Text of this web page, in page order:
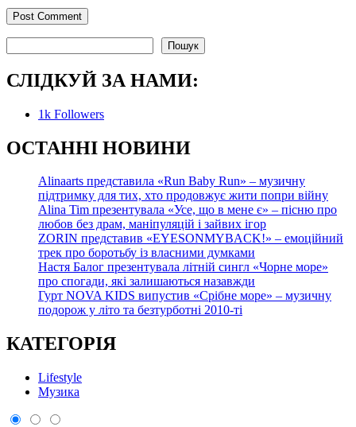
Пошук
СЛІДКУЙ ЗА НАМИ:
1k Followers
ОСТАННІ НОВИНИ
Alinaarts представила «Run Baby Run» – музичну
підтримку для тих, хто продовжує жити попри війну
Alina Tim презентувала «Усе, що в мене є» – пісню про
любов без драм, маніпуляцій і зайвих ігор
ZORIN представив «EYESONMYBACK!» – емоційний
трек про боротьбу із власними думками
Настя Балог презентувала літній сингл «Чорне море»
про спогади, які залишаються назавжди
Гурт NOVA KIDS випустив «Срібне море» – музичну
подорож у літо та безтурботні 2010-ті
КАТЕГОРІЯ
Lifestyle
Музика